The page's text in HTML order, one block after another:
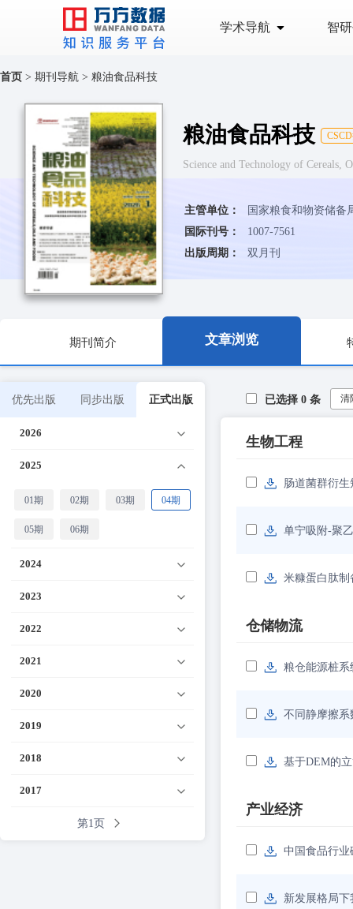
学术导航 智
首页 > 期刊导航 > 粮油食品科技
粮油食品科技
Science and Technology of Cereals,
主管单位：
国家粮食和物资储备
国际刊号：
1007-7561
出版周期：
双月刊
期刊简介 文章浏览
优先出版 同步出版 正式出版
2026
2025
01期 02期 03期 04期
05期 06期
2024
2023
2022
2021
2020
2019
2018
2017
第1页
已选择 0 条 清
生物工程
肠道菌群衍
单宁吸附-聚
米糠蛋白肽
仓储物流
粮仓能源桩
不同静摩擦
基于DEM的
产业经济
中国食品行
新发展格局